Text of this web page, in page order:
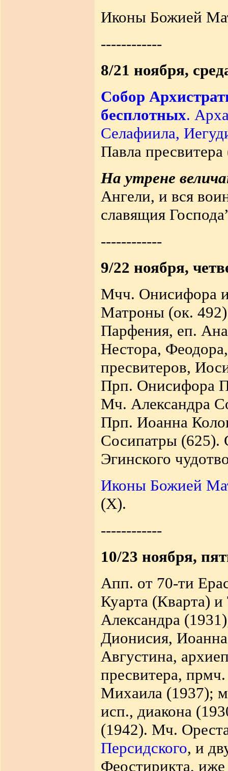
Иконы Божией
------------
8/21 ноября,
Собор
бесплотных.
Селафиила,
Павла
На утрене
Ангели, и вся
славящия
------------
9/22 ноября,
Мчч. Онисифора
Матроны (ок.
Парфения, еп.
Нестора,
пресвитеров,
Прп. Онисифора
Мч. Александра
Прп. Иоанна
Сосипатры (625).
Эгинского
Иконы Божией
(X).
------------
10/23 ноября,
Апп. от 70-ти
Куарта (Кварта)
Александра
Дионисия,
Августина,
пресвитера,
Михаила (1937);
исп., диакона
(1942). Мч.
Персидского, и
Феостирикта,